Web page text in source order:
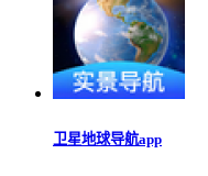
卫星地球导航app